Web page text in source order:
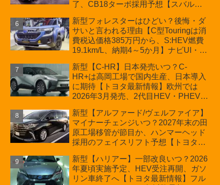
了、CB18ターボ採用予想【スバル最
新型フォレスターはひどい？後悔・ダ
サいと言われる理由【C型Touringは消
費税込価格385万円から、S:HEV燃費
19.1km/L、納期4～5か月】ナビUI・冬
カーオブザイヤーとJNCAP大賞受賞後
も残る注意点
新型【C-HR】日本発売いつ？C-
HR+は高岡工場で国内生産、日本導入
に期待【トヨタ最新情報】欧州では
2026年3月発売、2代目HEV・PHEVは
新型【アルファード/ヴェルファイア】
マイナーチェンジいつ？2027年末の田
原工場移管が節目か、ハンマーヘッド
採用のフェイスリフト予想【トヨタ最
費税込価格559万9000円から
新型【ハリアー】一部改良いつ？2026
年夏頃実施予定、HEV受注再開、ガソ
リン車終了へ【トヨタ最新情報】フル